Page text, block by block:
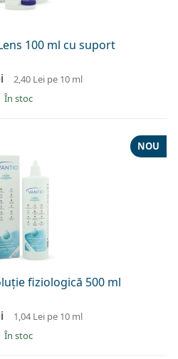
100 ml cu suport
2,40 Lei pe 10 ml
În stoc
fiziologică 500 ml
NOU
1,04 Lei pe 10 ml
În stoc